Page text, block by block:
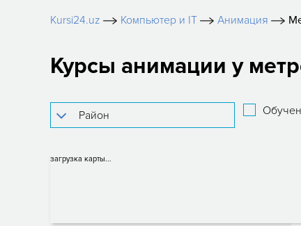
Kursi24.uz Компьютер и IT Анимация
Курсы анимации у
загрузка карты...